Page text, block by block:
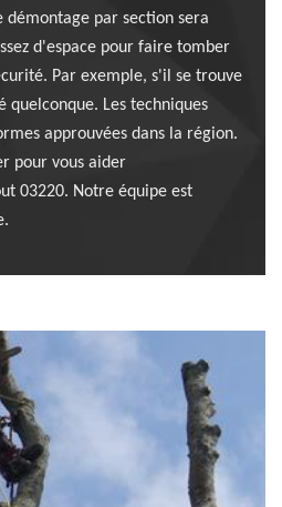
démontage par section sera
d'espace pour faire tomber
Par exemple, s'il se trouve
Les techniques
approuvées dans la région.
pour vous aider
03220. Notre équipe est